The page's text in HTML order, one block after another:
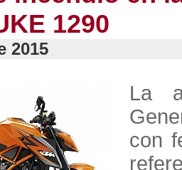
1290
2015
La
con